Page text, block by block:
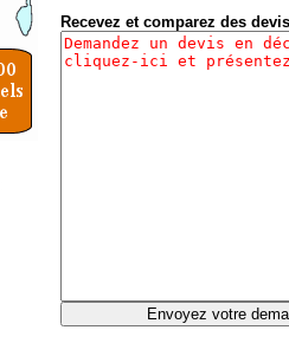
Recevez et comparez des